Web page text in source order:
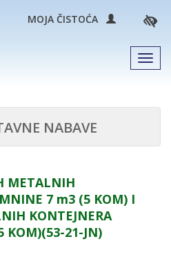
MOJA ČISTOĆA
NABAVE
METALNIH
7 m3 (5 KOM) I
KONTEJNERA
KOM)(53-21-JN)